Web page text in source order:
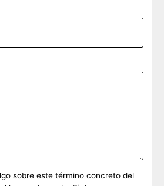
sobre este término concreto del